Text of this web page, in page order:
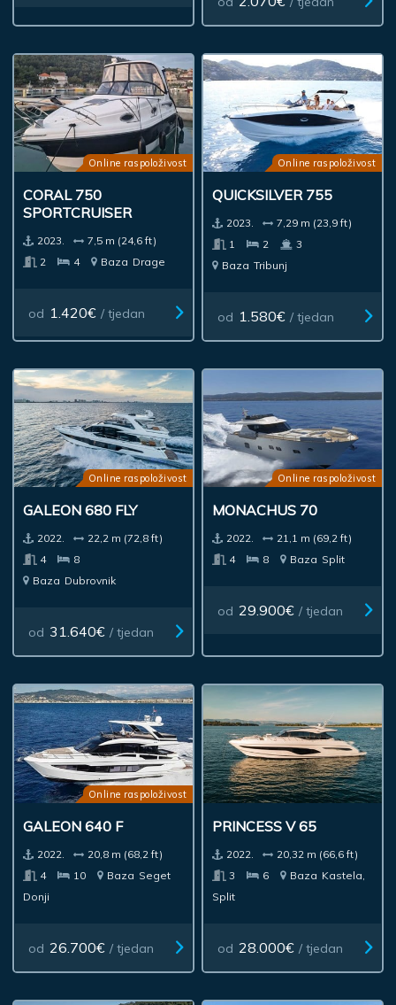
Online raspoloživost
CORAL 750
SPORTCRUISER
2023.
7,5 m (24,6 ft)
2
4 Baza Drage
od 1.420€ / tjedan
Online raspoloživost
QUICKSILVER 755
2023.
7,29 m (23,9 ft)
1
2
3
Baza Tribunj
od 1.580€ / tjedan
Online raspoloživost
GALEON 680 FLY
2022.
22,2 m (72,8 ft)
4
8
Baza Dubrovnik
od 31.640€ / tjedan
Online raspoloživost
MONACHUS 70
2022.
21,1 m (69,2 ft)
4
8 Baza Split
od 29.900€ / tjedan
Online raspoloživost
GALEON 640 F
2022.
20,8 m (68,2 ft)
4
10 Baza Seget
Donji
od 26.700€ / tjedan
PRINCESS V 65
2022.
20,32 m (66,6 ft)
3
6 Baza Kastela,
Split
od 28.000€ / tjedan